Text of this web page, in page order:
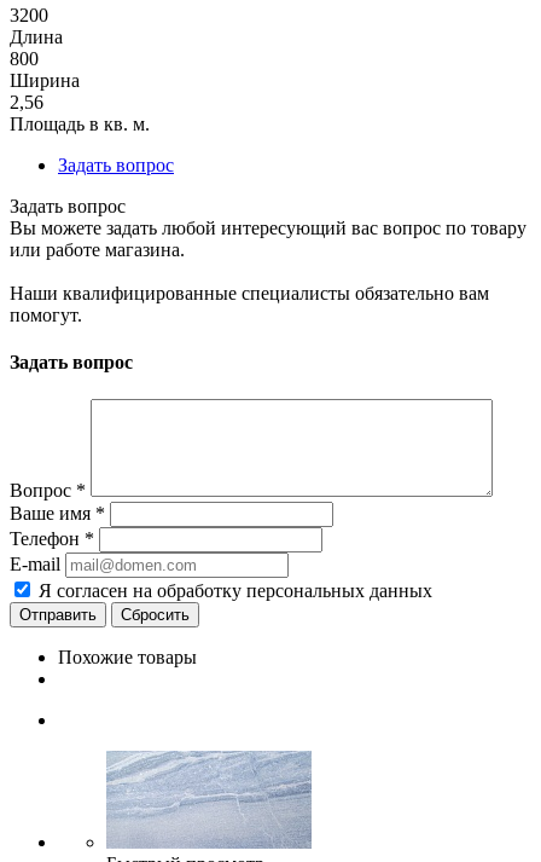
3200
Длина
800
Ширина
2,56
Площадь в кв. м.
Задать вопрос
Задать вопрос
Вы можете задать любой интересующий вас вопрос по товару
или работе магазина.
Наши квалифицированные специалисты обязательно вам
помогут.
Задать вопрос
Вопрос *
Ваше имя *
Телефон *
E-mail
Я согласен на обработку персональных данных
Сбросить
Похожие товары